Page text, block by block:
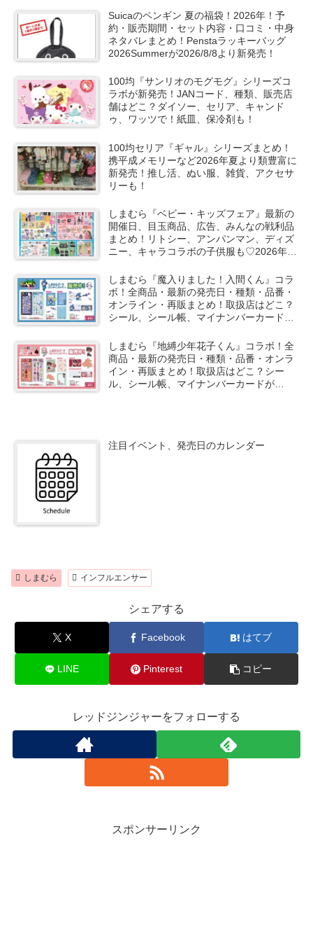
Suicaのペンギン 夏の福袋！2026年！予
約・販売期間・セット内容・口コミ・中身
ネタバレまとめ！Penstaラッキーバッグ
2026Summerが2026/8/8より新発売！
100均『サンリオのモグモグ』シリーズコ
ラボが新発売！JANコード、種類、販売店
舗はどこ？ダイソー、セリア、キャンド
ゥ、ワッツで！紙皿、保冷剤も！
100均セリア『ギャル』シリーズまとめ！
携平成メモリーなど2026年夏より類豊富に
新発売！推し活、ぬい服、雑貨、アクセサ
リーも！
しまむら『ベビー・キッズフェア』最新の
開催日、目玉商品、広告、みんなの戦利品
まとめ！リトシー、アンパンマン、ディズ
ニー、キャラコラボの子供服も♡2026年夏
しまむら『魔入りました！入間くん』コラ
ボ！全商品・最新の発売日・種類・品番・
オンライン・再販まとめ！取扱店はどこ？
シール、シール帳、マイナンバーカードが
しまむら『地縛少年花子くん』コラボ！全
商品・最新の発売日・種類・品番・オンラ
イン・再販まとめ！取扱店はどこ？シー
ル、シール帳、マイナンバーカードが
注目イベント、発売日のカレンダー
しまむら インフルエンサー
シェアする
X Facebook はてブ
LINE Pinterest コピー
レッドジンジャーをフォローする
スポンサーリンク